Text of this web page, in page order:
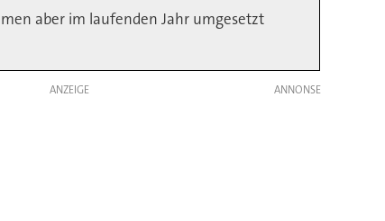
aber im laufenden Jahr umgesetzt
ANZEIGE